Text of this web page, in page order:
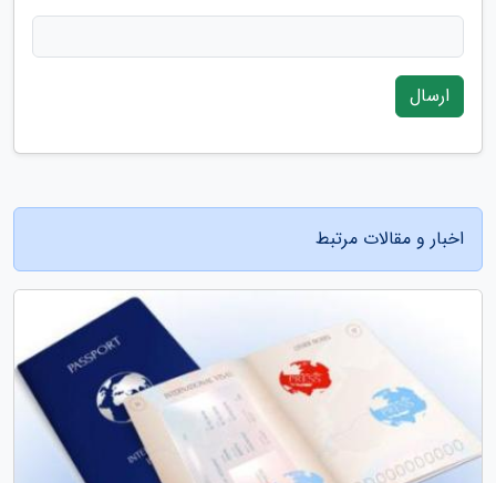
ارسال
اخبار و مقالات مرتبط